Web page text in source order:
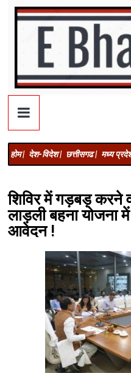
होम | देश-विदेश | छत्तीसगढ | मध्य
शिविर में गड़बड़ करने
लाड़ली बहना
आवेदन !